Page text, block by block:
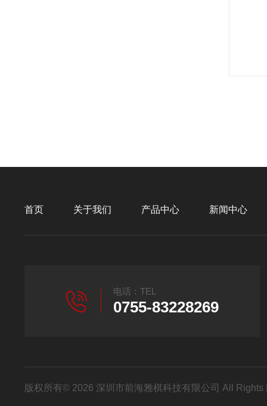
首页 关于我们 产品中心 新闻中心
电话：TEL
0755-83228269
版权所有© 2026 深圳市前海雅棋科技有限公司 All